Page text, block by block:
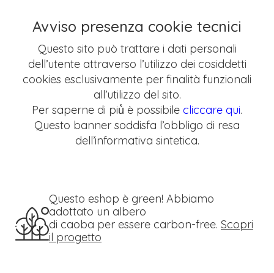
Avviso presenza cookie tecnici
Questo sito può trattare i dati personali
dell’utente attraverso l’utilizzo dei cosiddetti
cookies esclusivamente per finalità funzionali
all’utilizzo del sito.
Per saperne di più̀ è possibile cliccare qui.
Questo banner soddisfa l’obbligo di resa
dell’informativa sintetica.
Questo eshop è green! Abbiamo
adottato un albero
di caoba per essere carbon-free. Scopri
il progetto